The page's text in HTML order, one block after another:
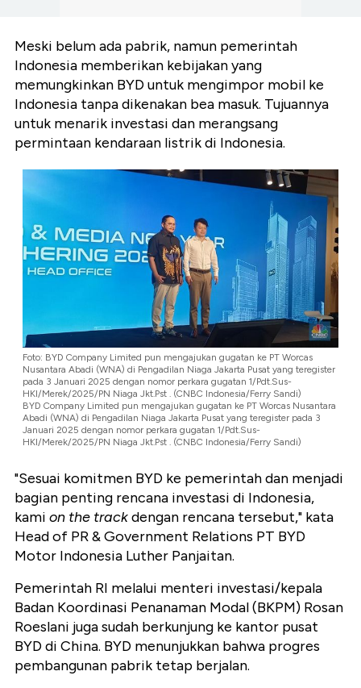
Meski belum ada pabrik, namun pemerintah
Indonesia memberikan kebijakan yang
memungkinkan BYD untuk mengimpor mobil ke
Indonesia tanpa dikenakan bea masuk. Tujuannya
untuk menarik investasi dan merangsang
permintaan kendaraan listrik di Indonesia.
Foto: BYD Company Limited pun mengajukan gugatan ke PT Worcas
Nusantara Abadi (WNA) di Pengadilan Niaga Jakarta Pusat yang teregister
pada 3 Januari 2025 dengan nomor perkara gugatan 1/Pdt.Sus-
HKI/Merek/2025/PN Niaga Jkt.Pst . (CNBC Indonesia/Ferry Sandi)
BYD Company Limited pun mengajukan gugatan ke PT Worcas Nusantara
Abadi (WNA) di Pengadilan Niaga Jakarta Pusat yang teregister pada 3
Januari 2025 dengan nomor perkara gugatan 1/Pdt.Sus-
HKI/Merek/2025/PN Niaga Jkt.Pst . (CNBC Indonesia/Ferry Sandi)
"Sesuai komitmen BYD ke pemerintah dan menjadi
bagian penting rencana investasi di Indonesia,
kami on the trackdengan rencana tersebut," kata
Head of PR & Government Relations PT BYD
Motor Indonesia Luther Panjaitan.
Pemerintah RI melalui menteri investasi/kepala
Badan Koordinasi Penanaman Modal (BKPM) Rosan
Roeslani juga sudah berkunjung ke kantor pusat
BYD di China. BYD menunjukkan bahwa progres
pembangunan pabrik tetap berjalan.